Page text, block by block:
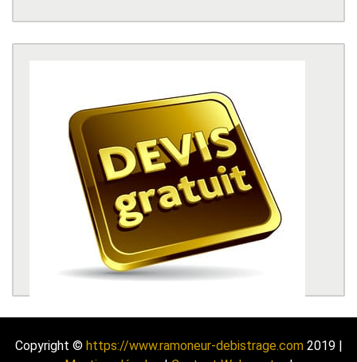
Copyright © https://www.ramoneur-debistrage.com2019 |